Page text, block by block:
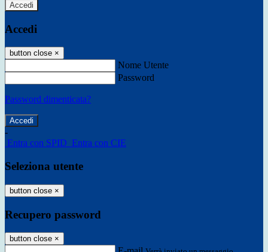
Accedi
Accedi
button close ×
Nome Utente
Password
Password dimenticata?
-
Entra con SPID Entra con CIE
Seleziona utente
button close ×
Recupero password
button close ×